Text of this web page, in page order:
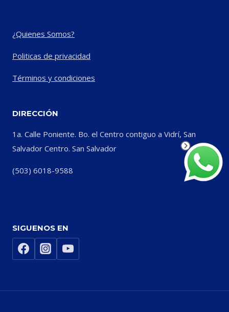
¿Quienes Somos?
Politicas de privacidad
Términos y condiciones
DIRECCIÓN
1a. Calle Poniente. Bo. el Centro contiguo a Vidrí, San
Salvador Centro. San Salvador
(503) 6018-9588
SIGUENOS EN